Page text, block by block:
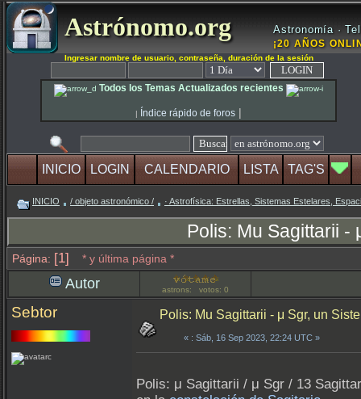
Astrónomo.org Astronomía ·
¡20 AÑOS
Ingresar nombre de usuario, contraseña, duración de la sesión
Todos los Temas Actualizados recientes
| Índice rápido de foros |
INICIO LOGIN CALENDARIO LISTA TAG'S
INICIO / objeto astronómico / · Astrofísica: Estrellas, Sistemas Estelares,
Polis: Mu Sagittarii -
Página: [1] * y última página *
Autor astrons: votos: 0
Sebtor Polis: Mu Sagittarii - μ Sgr, un
« : Sáb, 16 Sep 2023, 22:24 UTC »
Polis: μ Sagittarii / μ Sgr / 13